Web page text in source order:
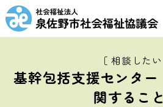
［ 相談したい
基幹包括支援センター
関すること